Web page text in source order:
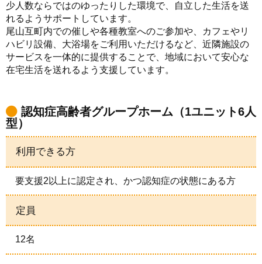
少人数ならではのゆったりした環境で、自立した生活を送
れるようサポートしています。
尾山互町内での催しや各種教室へのご参加や、カフェやリ
ハビリ設備、大浴場をご利用いただけるなど、近隣施設の
サービスを一体的に提供することで、地域において安心な
在宅生活を送れるよう支援しています。
認知症高齢者グループホーム（1ユニット6人
型）
利用できる方
要支援2以上に認定され、かつ認知症の状態にある方
定員
12名